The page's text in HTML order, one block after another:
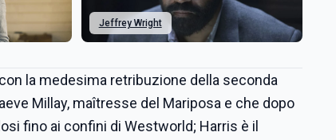
Jeffrey Wright
la medesima retribuzione della seconda
Millay, maîtresse del Mariposa e che dopo
fino ai confini di Westworld; Harris è il